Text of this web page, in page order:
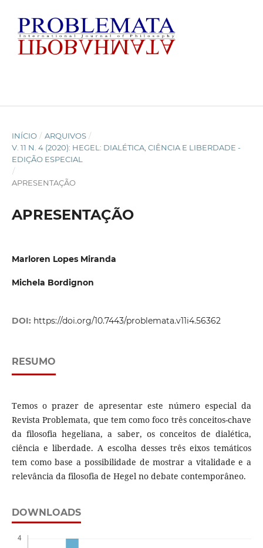
INÍCIO / ARQUIVOS /
V. 11 N. 4 (2020): HEGEL: DIALÉTICA, CIÊNCIA E LIBERDADE -
EDIÇÃO ESPECIAL
/
APRESENTAÇÃO
APRESENTAÇÃO
Marloren Lopes Miranda
Michela Bordignon
DOI: https://doi.org/10.7443/problemata.v11i4.56362
RESUMO
Temos o prazer de apresentar este número especial da
Revista Problemata, que tem como foco três conceitos-chave
da filosofia hegeliana, a saber, os conceitos de dialética,
ciência e liberdade. A escolha desses três eixos temáticos
tem como base a possibilidade de mostrar a vitalidade e a
relevância da filosofia de Hegel no debate contemporâneo.
DOWNLOADS